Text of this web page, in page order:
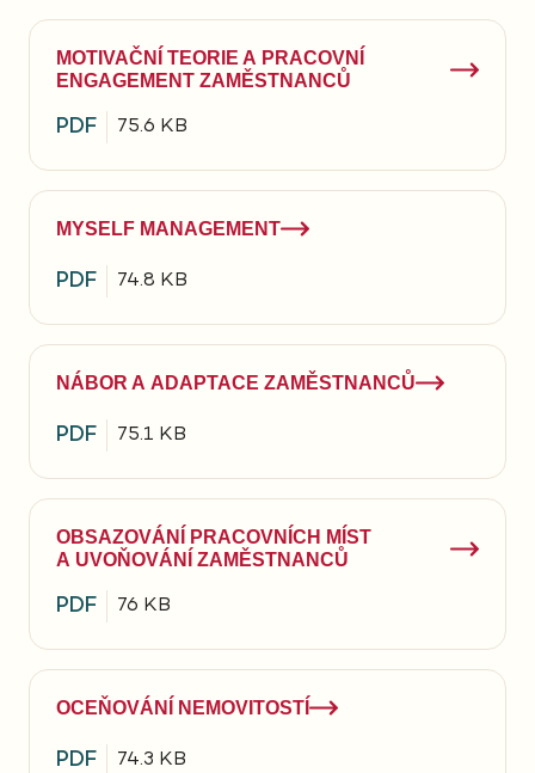
MOTIVAČNÍ TEORIE A PRACOVNÍ
ENGAGEMENT ZAMĚSTNANCŮ
PDF 75.6 KB
MYSELF MANAGEMENT
PDF 74.8 KB
NÁBOR A ADAPTACE ZAMĚSTNANCŮ
PDF 75.1 KB
OBSAZOVÁNÍ PRACOVNÍCH MÍST
A UVOŇOVÁNÍ ZAMĚSTNANCŮ
PDF 76 KB
OCEŇOVÁNÍ NEMOVITOSTÍ
PDF 74.3 KB